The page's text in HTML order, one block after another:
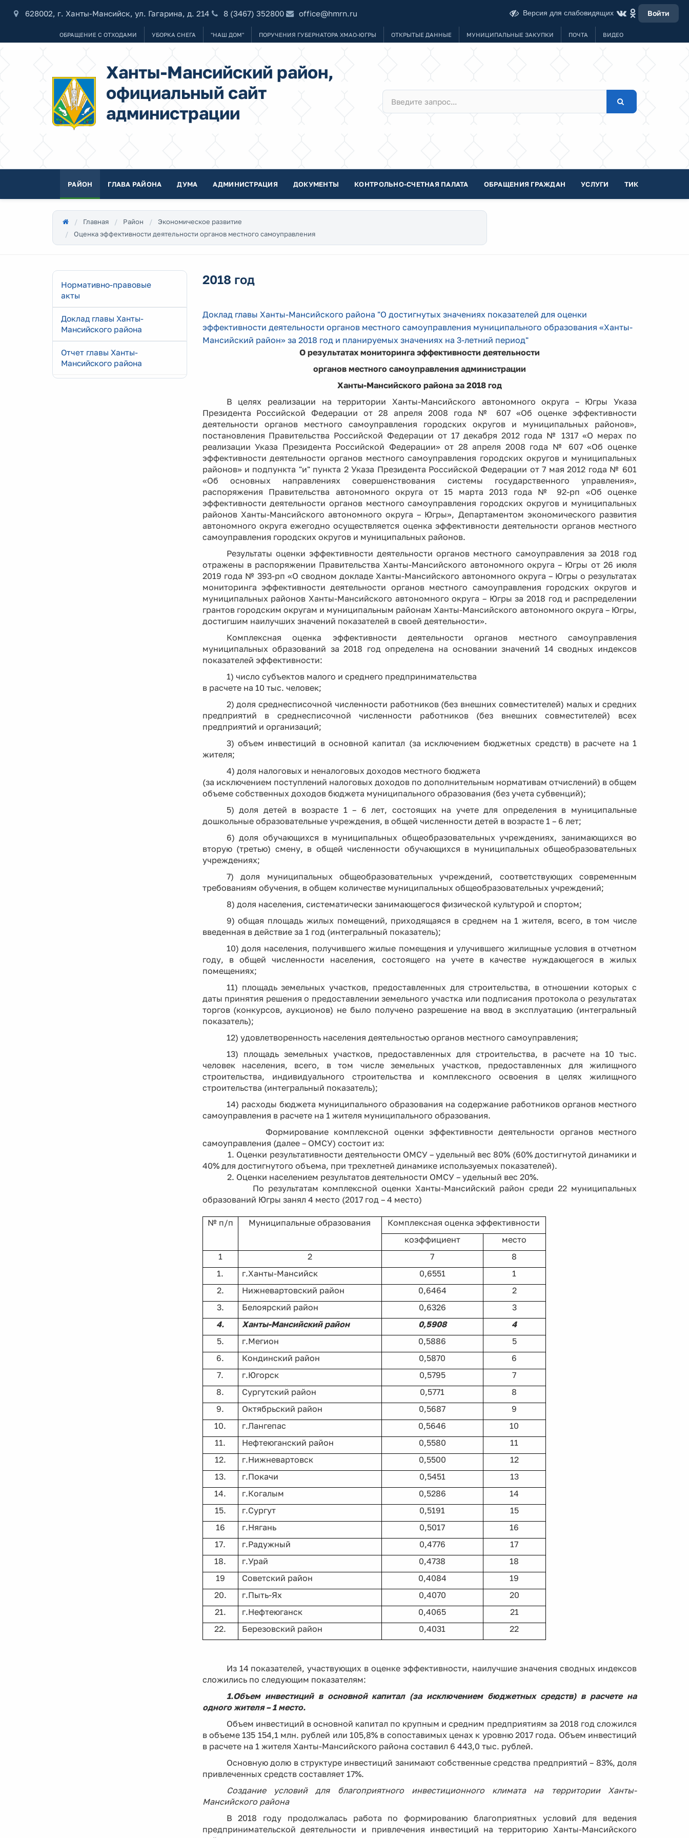
628002, г. Ханты-Мансийск, ул. Гагарина, д. 214 8 (3467) 352800 office@hmrn.ru Версия для слабовидящих Войти
ОБРАЩЕНИЕ С ОТХОДАМИ УБОРКА СНЕГА "НАШ ДОМ" ПОРУЧЕНИЯ ГУБЕРНАТОРА ХМАО-ЮГРЫ ОТКРЫТЫЕ ДАННЫЕ МУНИЦИПАЛЬНЫЕ ЗАКУПКИ ПОЧТА ВИДЕО
Ханты-Мансийский район,
официальный сайт
администрации
РАЙОН ГЛАВА РАЙОНА ДУМА АДМИНИСТРАЦИЯ ДОКУМЕНТЫ КОНТРОЛЬНО-СЧЕТНАЯ ПАЛАТА ОБРАЩЕНИЯ ГРАЖДАН УСЛУГИ ТИК
Главная Район
Экономическое развитие
Оценка эффективности деятельности органов местного самоуправления
Нормативно-правовые
акты
Доклад главы Ханты-
Мансийского района
Отчет главы Ханты-
Мансийского района
2018 год
Доклад главы Ханты-Мансийского района "О достигнутых значениях показателей для оценки
эффективности деятельности органов местного самоуправления муниципального образования «Ханты-
Мансийский район» за 2018 год и планируемых значениях на 3-летний период"
О результатах мониторинга эффективности деятельности
органов местного самоуправления администрации
Ханты-Мансийского района за 2018 год
В целях реализации на территории Ханты-Мансийского автономного округа – Югры Указа
Президента Российской Федерации от 28 апреля 2008 года № 607 «Об оценке эффективности
деятельности органов местного самоуправления городских округов и муниципальных районов»,
постановления Правительства Российской Федерации от 17 декабря 2012 года № 1317 «О мерах по
реализации Указа Президента Российской Федерации» от 28 апреля 2008 года № 607 «Об оценке
эффективности деятельности органов местного самоуправления городских округов и муниципальных
районов» и подпункта "и" пункта 2 Указа Президента Российской Федерации от 7 мая 2012 года № 601
«Об основных направлениях совершенствования системы государственного управления»,
распоряжения Правительства автономного округа от 15 марта 2013 года № 92-рп «Об оценке
эффективности деятельности органов местного самоуправления городских округов и муниципальных
районов Ханты-Мансийского автономного округа – Югры», Департаментом экономического развития
автономного округа ежегодно осуществляется оценка эффективности деятельности органов местного
самоуправления городских округов и муниципальных районов.
Результаты оценки эффективности деятельности органов местного самоуправления за 2018 год
отражены в распоряжении Правительства Ханты-Мансийского автономного округа – Югры от 26 июля
2019 года № 393-рп «О сводном докладе Ханты-Мансийского автономного округа – Югры о результатах
мониторинга эффективности деятельности органов местного самоуправления городских округов и
муниципальных районов Ханты-Мансийского автономного округа – Югры за 2018 год и распределении
грантов городским округам и муниципальным районам Ханты-Мансийского автономного округа – Югры,
достигшим наилучших значений показателей в своей деятельности».
Комплексная оценка эффективности деятельности органов местного самоуправления
муниципальных образований за 2018 год определена на основании значений 14 сводных индексов
показателей эффективности:
1) число субъектов малого и среднего предпринимательства
в расчете на 10 тыс. человек;
2) доля среднесписочной численности работников (без внешних совместителей) малых и средних
предприятий в среднесписочной численности работников (без внешних совместителей) всех
предприятий и организаций;
3) объем инвестиций в основной капитал (за исключением бюджетных средств) в расчете на 1
жителя;
4) доля налоговых и неналоговых доходов местного бюджета
(за исключением поступлений налоговых доходов по дополнительным нормативам отчислений) в общем
объеме собственных доходов бюджета муниципального образования (без учета субвенций);
5) доля детей в возрасте 1 – 6 лет, состоящих на учете для определения в муниципальные
дошкольные образовательные учреждения, в общей численности детей в возрасте 1 – 6 лет;
6) доля обучающихся в муниципальных общеобразовательных учреждениях, занимающихся во
вторую (третью) смену, в общей численности обучающихся в муниципальных общеобразовательных
учреждениях;
7) доля муниципальных общеобразовательных учреждений, соответствующих современным
требованиям обучения, в общем количестве муниципальных общеобразовательных учреждений;
8) доля населения, систематически занимающегося физической культурой и спортом;
9) общая площадь жилых помещений, приходящаяся в среднем на 1 жителя, всего, в том числе
введенная в действие за 1 год (интегральный показатель);
10) доля населения, получившего жилые помещения и улучившего жилищные условия в отчетном
году, в общей численности населения, состоящего на учете в качестве нуждающегося в жилых
помещениях;
11) площадь земельных участков, предоставленных для строительства, в отношении которых с
даты принятия решения о предоставлении земельного участка или подписания протокола о результатах
торгов (конкурсов, аукционов) не было получено разрешение на ввод в эксплуатацию (интегральный
показатель);
12) удовлетворенность населения деятельностью органов местного самоуправления;
13) площадь земельных участков, предоставленных для строительства, в расчете на 10 тыс.
человек населения, всего, в том числе земельных участков, предоставленных для жилищного
строительства, индивидуального строительства и комплексного освоения в целях жилищного
строительства (интегральный показатель);
14) расходы бюджета муниципального образования на содержание работников органов местного
самоуправления в расчете на 1 жителя муниципального образования.
Формирование комплексной оценки эффективности деятельности органов местного
самоуправления (далее – ОМСУ) состоит из:
1. Оценки результативности деятельности ОМСУ – удельный вес 80% (60% достигнутой динамики и
40% для достигнутого объема, при трехлетней динамике используемых показателей).
2. Оценки населением результатов деятельности ОМСУ – удельный вес 20%.
По результатам комплексной оценки Ханты-Мансийский район среди 22 муниципальных
образований Югры занял 4 место (2017 год – 4 место)
№ п/п Муниципальные образования
Комплексная оценка эффективности
коэффициент
место
1
2 7
8
1.
г.Ханты-Мансийск 0,6551
1
2.
Нижневартовский район 0,6464
2
3.
Белоярский район 0,6326
3
4.
Ханты-Мансийский район 0,5908
4
5.
г.Мегион 0,5886
5
6.
Кондинский район 0,5870
6
7.
г.Югорск 0,5795
7
8.
Сургутский район 0,5771
8
9.
Октябрьский район 0,5687
9
10.
г.Лангепас 0,5646
10
11.
Нефтеюганский район 0,5580
11
12.
г.Нижневартовск 0,5500
12
13.
г.Покачи 0,5451
13
14.
г.Когалым 0,5286
14
15.
г.Сургут 0,5191
15
16
г.Нягань 0,5017
16
17.
г.Радужный 0,4776
17
18.
г.Урай 0,4738
18
19
Советский район 0,4084
19
20.
г.Пыть-Ях 0,4070
20
21.
г.Нефтеюганск 0,4065
21
22.
Березовский район 0,4031 22
Из 14 показателей, участвующих в оценке эффективности, наилучшие значения сводных индексов
сложились по следующим показателям:
1.Объем инвестиций в основной капитал (за исключением бюджетных средств) в расчете на
одного жителя – 1 место.
Объем инвестиций в основной капитал по крупным и средним предприятиям за 2018 год сложился
в объеме 135 154,1 млн. рублей или 105,8% в сопоставимых ценах к уровню 2017 года. Объем инвестиций
в расчете на 1 жителя Ханты-Мансийского района составил 6 443,0 тыс. рублей.
Основную долю в структуре инвестиций занимают собственные средства предприятий – 83%, доля
привлеченных средств составляет 17%.
Создание условий для благоприятного инвестиционного климата на территории Ханты-
Мансийского района
В 2018 году продолжалась работа по формированию благоприятных условий для ведения
предпринимательской деятельности и привлечения инвестиций на территорию Ханты-Мансийского